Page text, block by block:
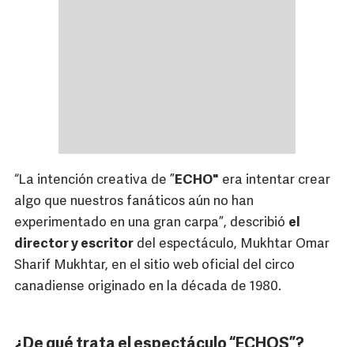
“La intención creativa de ”ECHO" era intentar crear
algo que nuestros fanáticos aún no han
experimentado en una gran carpa”, describió el
director y escritor del espectáculo, Mukhtar Omar
Sharif Mukhtar, en el sitio web oficial del circo
canadiense originado en la década de 1980.